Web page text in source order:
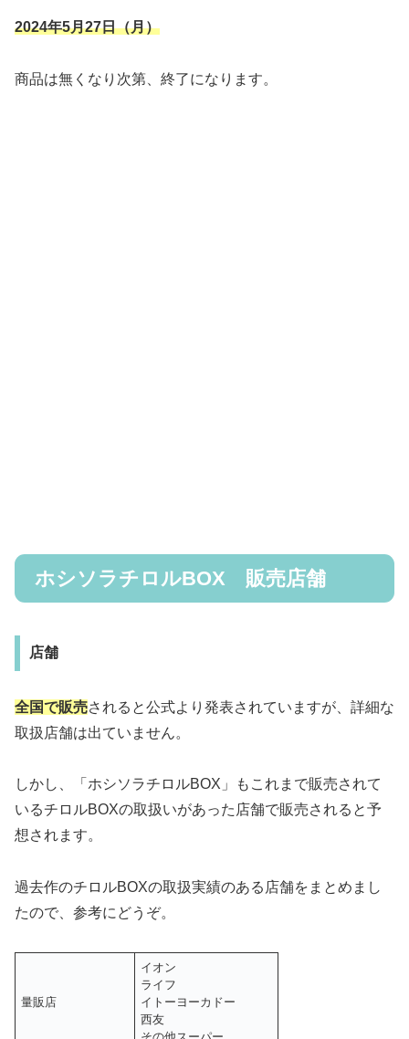
2024年5月27日（月）
商品は無くなり次第、終了になります。
ホシソラチロルBOX 販売店舗
店舗
全国で販売されると公式より発表されていますが、詳細な
取扱店舗は出ていません。
しかし、「ホシソラチロルBOX」もこれまで販売されて
いるチロルBOXの取扱いがあった店舗で販売されると予
想されます。
過去作のチロルBOXの取扱実績のある店舗をまとめまし
たので、参考にどうぞ。
量販店
イオン
ライフ
イトーヨーカドー
西友